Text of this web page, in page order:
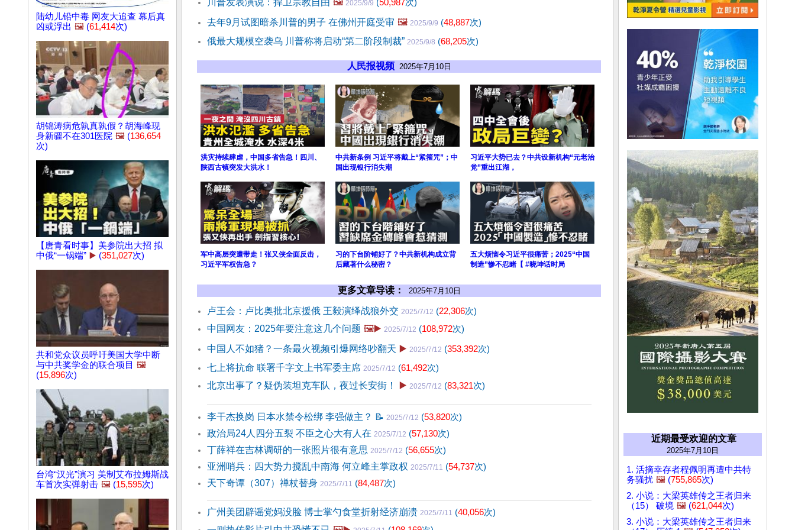
陆幼儿铅中毒 网友大追查 幕后真
凶或浮出 🖼️ (61,414次)
胡锦涛病危孰真孰假？胡海峰现
身新疆不在301医院 🖼️ (136,654
次)
【唐青看时事】美参院出大招 拟
中俄“一锅端” ▶️ (351,027次)
共和党众议员呼吁美国大学中断
与中共奖学金的联合项目 🖼️
(15,896次)
台湾“汉光”演习 美制艾布拉姆斯战
车首次实弹射击 🖼️ (15,595次)
川普发表演说：捍卫宗教自由 🖼️ 2025/9/9 (50,987次)
去年9月试图暗杀川普的男子 在佛州开庭受审 🖼️ 2025/9/9 (48,887次)
俄最大规模空袭乌 川普称将启动“第二阶段制裁” 2025/9/8 (68,205次)
人民报视频 2025年7月10日
洪灾持续肆虐，中国多省告急！四川、
陕西古镇突发大洪水！
中共新条例 习近平将戴上“紧箍咒”；中
国出现银行消失潮
习近平大势已去？中共设新机构“元老治
党”重出江湖，
军中高层突遭带走！张又侠全面反击，
习近平军权告急？
习的下台阶铺好了？中共新机构成立背
后藏著什么秘密？
五大烦恼令习近平很痛苦；2025“中国
制造”惨不忍睹【 #晓坤话时局
更多文章导读： 2025年7月10日
卢王会：卢比奥批北京援俄 王毅演绎战狼外交 2025/7/12 (22,306次)
中国网友：2025年要注意这几个问题 🖼️▶️ 2025/7/12 (108,972次)
中国人不如猪？一条最火视频引爆网络吵翻天 ▶️ 2025/7/12 (353,392次)
七上将抗命 联署千字文上书军委主席 2025/7/12 (61,492次)
北京出事了？疑伪装坦克车队，夜过长安街！
▶️ 2025/7/12 (83,321次)
李干杰换岗 日本水禁令松绑 李强做主？ 📝 2025/7/12 (53,820次)
政治局24人四分五裂 不臣之心大有人在 2025/7/12 (57,130次)
丁薛祥在吉林调研的一张照片很有意思 2025/7/12 (56,655次)
亚洲哨兵：四大势力搅乱中南海 何立峰主掌政权 2025/7/11 (54,737次)
天下奇谭（307）禅杖替身 2025/7/11 (84,487次)
广州美团辟谣党妈没脸 博士掌勺食堂折射经济崩溃 2025/7/11 (40,056次)
近期最受欢迎的文章
2025年7月10日
1. 活摘幸存者程佩明再遭中共特
务骚扰 🖼️ (755,865次)
2. 小说：大梁英雄传之王者归来
（15） 破境 🖼️ (621,044次)
3. 小说：大梁英雄传之王者归来